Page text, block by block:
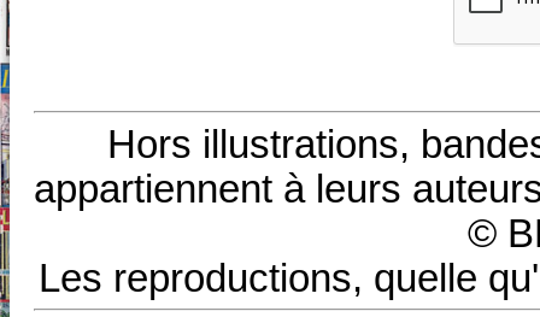
Hors illustrations,
appartiennent à leurs
©
Les reproductions, quelle